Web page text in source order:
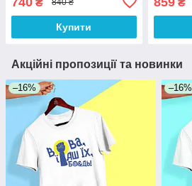
Білий
840 ₴
Купити
Акційні пропозиції та новинки
–16% –16%